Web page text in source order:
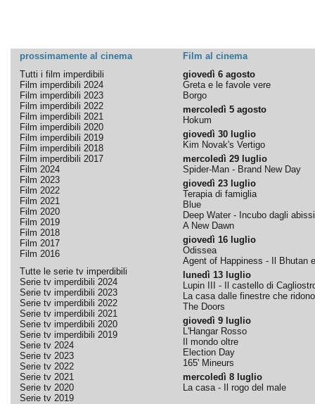
prossimamente al cinema
Film al cinema
Tutti i film imperdibili
Film imperdibili 2024
Film imperdibili 2023
Film imperdibili 2022
Film imperdibili 2021
Film imperdibili 2020
Film imperdibili 2019
Film imperdibili 2018
Film imperdibili 2017
Film 2024
Film 2023
Film 2022
Film 2021
Film 2020
Film 2019
Film 2018
Film 2017
Film 2016
Tutte le serie tv imperdibili
Serie tv imperdibili 2024
Serie tv imperdibili 2023
Serie tv imperdibili 2022
Serie tv imperdibili 2021
Serie tv imperdibili 2020
Serie tv imperdibili 2019
Serie tv 2024
Serie tv 2023
Serie tv 2022
Serie tv 2021
Serie tv 2020
Serie tv 2019
giovedì 6 agosto
Greta e le favole vere
Borgo
mercoledì 5 agosto
Hokum
giovedì 30 luglio
Kim Novak's Vertigo
mercoledì 29 luglio
Spider-Man - Brand New Day
giovedì 23 luglio
Terapia di famiglia
Blue
Deep Water - Incubo dagli abissi
A New Dawn
giovedì 16 luglio
Odissea
Agent of Happiness - Il Bhutan
lunedì 13 luglio
Lupin III - Il castello di
La casa dalle finestre che ridono
The Doors
giovedì 9 luglio
L'Hangar Rosso
Il mondo oltre
Election Day
165' Mineurs
mercoledì 8 luglio
La casa - Il rogo del male